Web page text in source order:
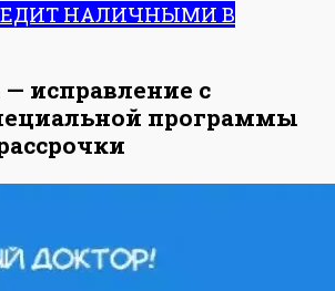
НАЛИЧНЫМИ В
исправление с
программы